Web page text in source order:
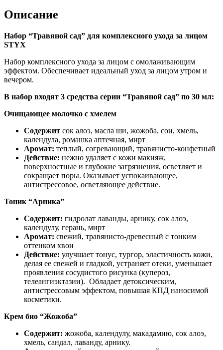
Описание
Набор “Травяной сад” для комплексного ухода за лицом
STYX
Набор комплексного ухода за лицом с омолаживающим
эффектом. Обеспечивает идеальный уход за лицом утром и
вечером.
В набор входят 3 средства серии “Травяной сад” по 30 мл:
Очищающее молочко с хмелем
Содержит сок алоэ, масла ши, жожоба, сои, хмель,
календула, ромашка аптечная, мирт
Аромат: теплый, согревающий, травянисто-конфетный
Действие: нежно удаляет с кожи макияж,
поверхностные и глубокие загрязнения, осветляет и
сокращает поры. Оказывает успокаивающее,
антистрессовое, осветляющее действие.
Тоник “Арника”
Содержит: гидролат лаванды, арнику, сок алоэ,
календулу, герань, мирт
Аромат: свежий, травянисто-древесный с тонким
оттенком хвои
Действие: улучшает тонус, тургор, эластичность кожи,
делая ее свежей и гладкой, устраняет отеки, уменьшает
проявления сосудистого рисунка (купероз,
телеангиэктазии). Обладает детоксическим,
антистрессовым эффектом, повышая КПД наносимой
косметики.
Крем био “Жожоба”
Содержит: жожоба, календулу, макадамию, сок алоэ,
хмель, сандал, лаванду, арнику.